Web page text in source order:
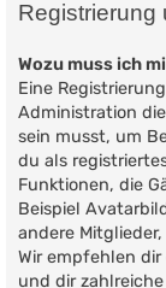
Registrierung
Wozu muss ich
Eine
Administration
sein musst, um
du als
Funktionen, die
Beispiel
andere
Wir empfehlen
und dir